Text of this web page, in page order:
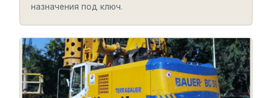
назначения под ключ.